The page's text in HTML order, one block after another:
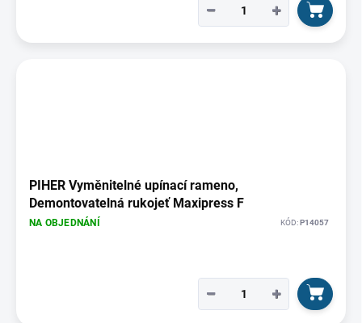
+
−
PIHER Vyměnitelné upínací rameno,
Demontovatelná rukojeť Maxipress F
NA OBJEDNÁNÍ KÓD:P14057
+
−